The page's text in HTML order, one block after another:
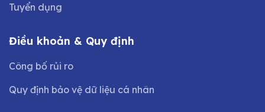
Tuyển dụng
Điều khoản & Quy định
Công bố rủi ro
Quy định bảo vệ dữ liệu cá nhân